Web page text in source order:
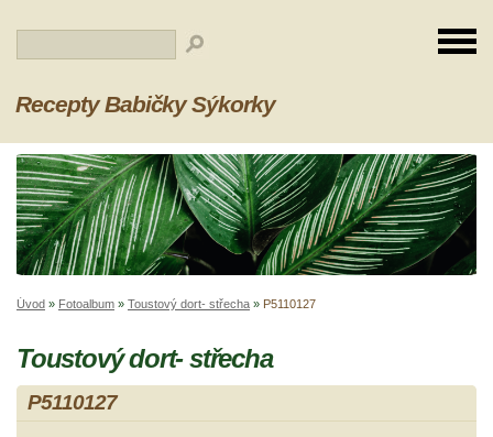
Recepty Babičky Sýkorky
Úvod » Fotoalbum » Toustový dort- střecha » P5110127
Toustový dort- střecha
P5110127